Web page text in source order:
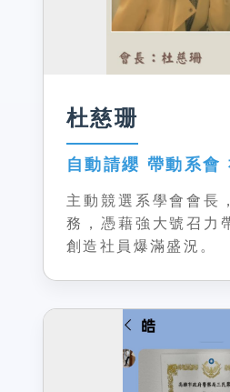
杜慈珊
自動請纓 帶動系會
主動競選系學會會長
務，憑藉強大號召力
創造社員爆滿盛況。